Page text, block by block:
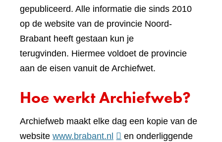
gepubliceerd. Alle informatie die sinds 2010
op de website van de provincie Noord-
Brabant heeft gestaan kun je
terugvinden. Hiermee voldoet de provincie
aan de eisen vanuit de Archiefwet.
Hoe werkt Archiefweb?
Archiefweb maakt elke dag een kopie van de
website www.brabant.nl (verwijst
en onderliggende